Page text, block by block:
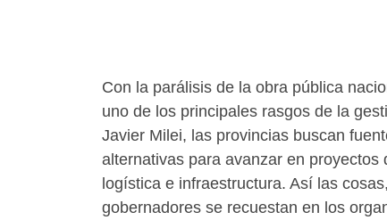
Con la parálisis de la obra pública
uno de los principales rasgos de la
Javier Milei, las provincias buscan
alternativas para avanzar en proyectos
logística e infraestructura. Así las
gobernadores se recuestan en los